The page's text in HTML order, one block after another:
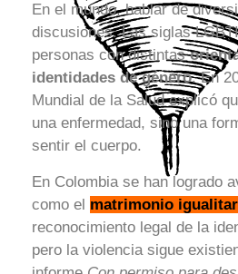
En el mundo, hablar de
discusiones. Las siglas
personas con distintas
identidades de género. En
Mundial de la Salud explicó
una enfermedad, sino una
sentir el cuerpo.
En Colombia se han logrado
como el matrimonio
reconocimiento legal de la
pero la violencia sigue